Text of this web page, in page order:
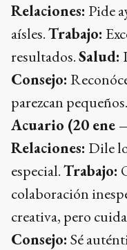
Relaciones: Pide
aísles.Trabajo:
resultados.Salud:
Consejo:
parezcan pequeños.
Acuario (20 ene
Relaciones: Dile
especial.Trabajo:
colaboración
creativa, pero
Consejo: Sé